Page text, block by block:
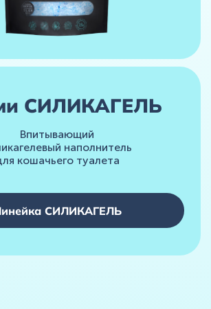
СИЛИКАГЕЛЬ
Впитывающий
наполнитель
кошачьего туалета
СИЛИКАГЕЛЬ